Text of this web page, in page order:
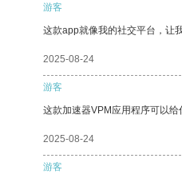
游客
这款app就像我的社交平台，让
2025-08-24
游客
这款加速器VPM应用程序可以给
2025-08-24
游客